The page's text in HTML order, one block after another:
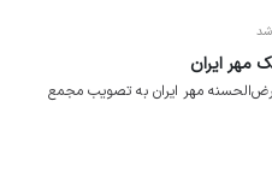
شد
منتهی به ۲۹ اسفند ۱۴۰۴ بانک قرض‌الحسنه مهر ایران به تصویب مجمع